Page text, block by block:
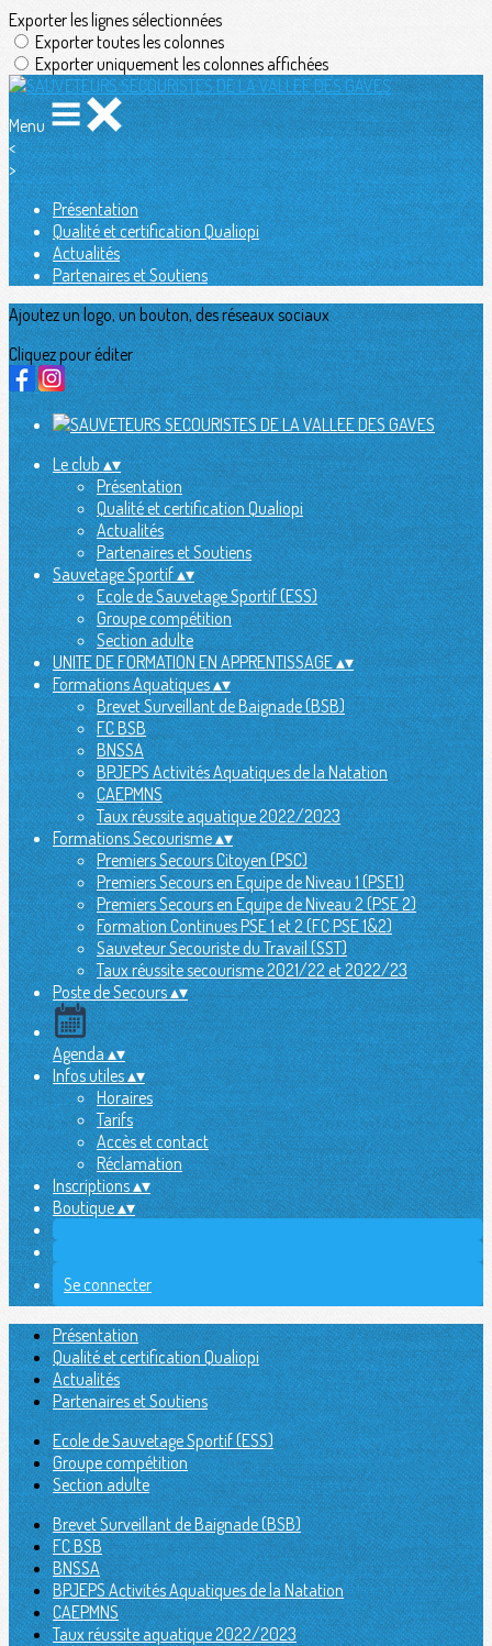
Exporter les lignes sélectionnées
Exporter toutes les colonnes
Exporter uniquement les colonnes affichées
Menu
<
>
Présentation
Qualité et certification Qualiopi
Actualités
Partenaires et Soutiens
Ajoutez un logo, un bouton, des réseaux sociaux
Cliquez pour éditer
Le club▴▾
Présentation
Qualité et certification Qualiopi
Actualités
Partenaires et Soutiens
Sauvetage Sportif▴▾
Ecole de Sauvetage Sportif (ESS)
Groupe compétition
Section adulte
UNITE DE FORMATION EN APPRENTISSAGE▴▾
Formations Aquatiques▴▾
Brevet Surveillant de Baignade (BSB)
FC BSB
BNSSA
BPJEPS Activités Aquatiques de la Natation
CAEPMNS
Taux réussite aquatique 2022/2023
Formations Secourisme▴▾
Premiers Secours Citoyen (PSC)
Premiers Secours en Equipe de Niveau 1 (PSE1)
Premiers Secours en Equipe de Niveau 2 (PSE 2)
Formation Continues PSE 1 et 2 (FC PSE 1&2)
Sauveteur Secouriste du Travail (SST)
Taux réussite secourisme 2021/22 et 2022/23
Poste de Secours▴▾
Agenda▴▾
Infos utiles▴▾
Horaires
Tarifs
Accès et contact
Réclamation
Inscriptions▴▾
Boutique▴▾
Se connecter
Présentation
Qualité et certification Qualiopi
Actualités
Partenaires et Soutiens
Ecole de Sauvetage Sportif (ESS)
Groupe compétition
Section adulte
Brevet Surveillant de Baignade (BSB)
FC BSB
BNSSA
BPJEPS Activités Aquatiques de la Natation
CAEPMNS
Taux réussite aquatique 2022/2023